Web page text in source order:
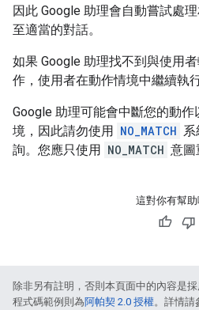
因此 Google 助理會自動嘗試處
至適當的對話。
如果 Google 助理找不到與使用
作，使用者在動作情境中繼續執行
Google 助理可能會中斷您的動
境，因此請勿使用 NO_MATCH
詢。您應只使用 NO_MATCH 意圖
這對你有幫助
除非另有註明，否則本頁面中的內容是採
程式碼範例則為阿帕契 2.0 授權。詳情請